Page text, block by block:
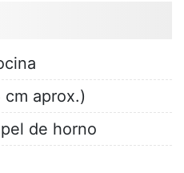
aprox.)
de horno